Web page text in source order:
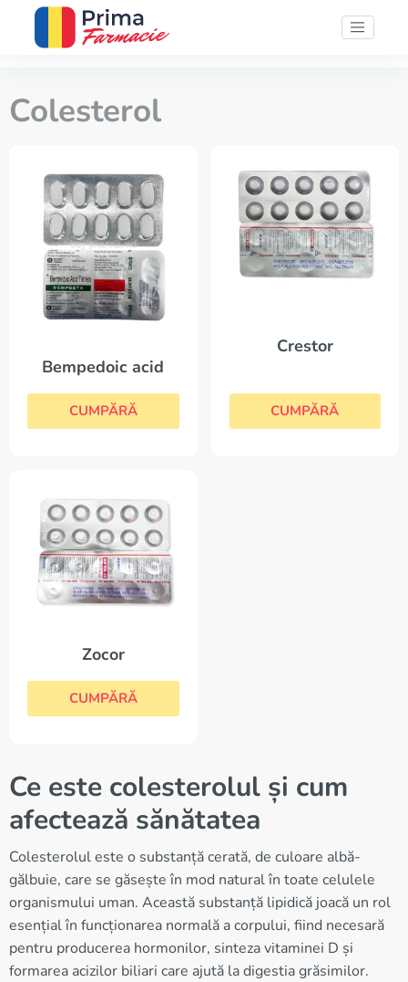
Colesterol
Bempedoic acid
CUMPĂRĂ
Crestor
CUMPĂRĂ
Zocor
CUMPĂRĂ
Ce este colesterolul și cum
afectează sănătatea
Colesterolul este o substanță cerată, de culoare albă-
gălbuie, care se găsește în mod natural în toate celulele
organismului uman. Această substanță lipidică joacă un rol
esențial în funcționarea normală a corpului, fiind necesară
pentru producerea hormonilor, sinteza vitaminei D și
formarea acizilor biliari care ajută la digestia grăsimilor.